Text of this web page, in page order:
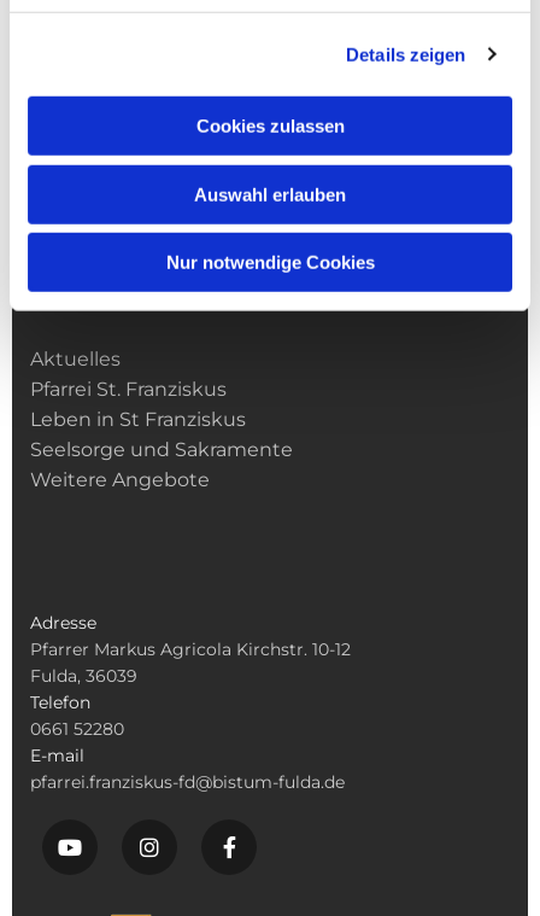
Details zeigen
Cookies zulassen
Auswahl erlauben
Nur notwendige Cookies
Kirchengemeinde­­ St. Franziskus
Aktuelles
Pfarrei St. Franziskus
Leben in St Franziskus
Seelsorge und Sakramente
Weitere Angebote
Adresse
Pfarrer Markus Agricola Kirchstr. 10-12
Fulda, 36039
Telefon
0661 52280
E-mail
pfarrei.franziskus-fd@bistum-fulda.de